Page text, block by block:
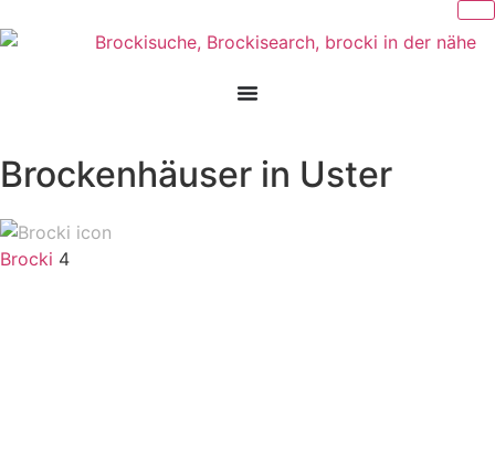
Brockenhäuser in Uster
Brocki 4